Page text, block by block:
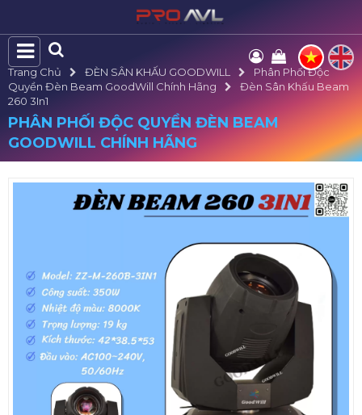
Trang Chủ ĐÈN SÂN KHẤU GOODWILL
Phân Phối Độc
Quyền Đèn Beam GoodWill Chính Hãng
Đèn Sân Khấu Beam
260 3In1
PHÂN PHỐI ĐỘC QUYỀN ĐÈN BEAM
GOODWILL CHÍNH HÃNG